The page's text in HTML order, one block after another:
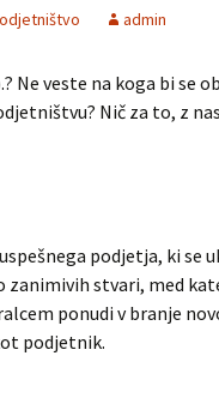
admin
Ne veste na koga bi se
Nič za to, z
podjetja, ki se
zanimivih stvari, med
ponudi v branje
podjetnik.